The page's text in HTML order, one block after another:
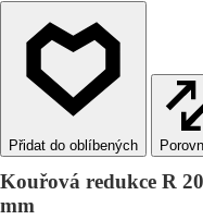
Kouřová redukce R
mm